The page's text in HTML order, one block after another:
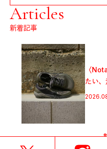
Articles
新着記事
〈Notace〉の《yama T1
たい、走りたい
2026.08.07